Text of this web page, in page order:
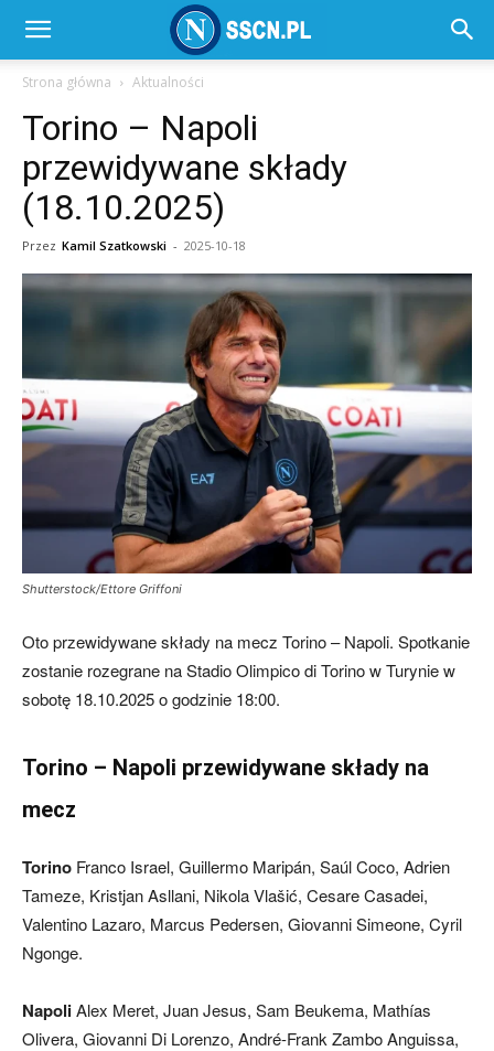
SSC
Napoli
SSCN.pl
Strona główna Aktualności
Torino – Napoli
przewidywane składy
(18.10.2025)
Przez Kamil Szatkowski - 2025-10-18
Shutterstock/Ettore Griffoni
Oto przewidywane składy na mecz Torino – Napoli. Spotkanie
zostanie rozegrane na Stadio Olimpico di Torino w Turynie w
sobotę 18.10.2025 o godzinie 18:00.
Torino – Napoli przewidywane składy na
mecz
Torino Franco Israel, Guillermo Maripán, Saúl Coco, Adrien
Tameze, Kristjan Asllani, Nikola Vlašić, Cesare Casadei,
Valentino Lazaro, Marcus Pedersen, Giovanni Simeone, Cyril
Ngonge.
NapoliAlex Meret, Juan Jesus, Sam Beukema, Mathías
Olivera, Giovanni Di Lorenzo, André-Frank Zambo Anguissa,